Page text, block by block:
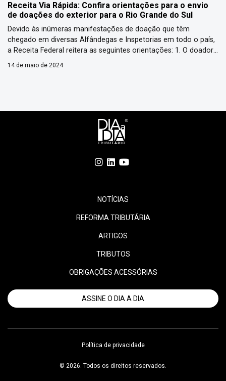
Receita Via Rápida: Confira orientações para o envio
de doações do exterior para o Rio Grande do Sul
Devido às inúmeras manifestações de doação que têm
chegado em diversas Alfândegas e Inspetorias em todo o país,
a Receita Federal reitera as seguintes orientações: 1. O doador,
seja ele pessoa física ou jurídica, precisa apenas levar os bens a
14 de maio de 2024
NOTÍCIAS
REFORMA TRIBUTÁRIA
ARTIGOS
TRIBUTOS
OBRIGAÇÕES ACESSÓRIAS
ASSINE O DIA A DIA
Política de privacidade
© 2026. Todos os direitos reservados.